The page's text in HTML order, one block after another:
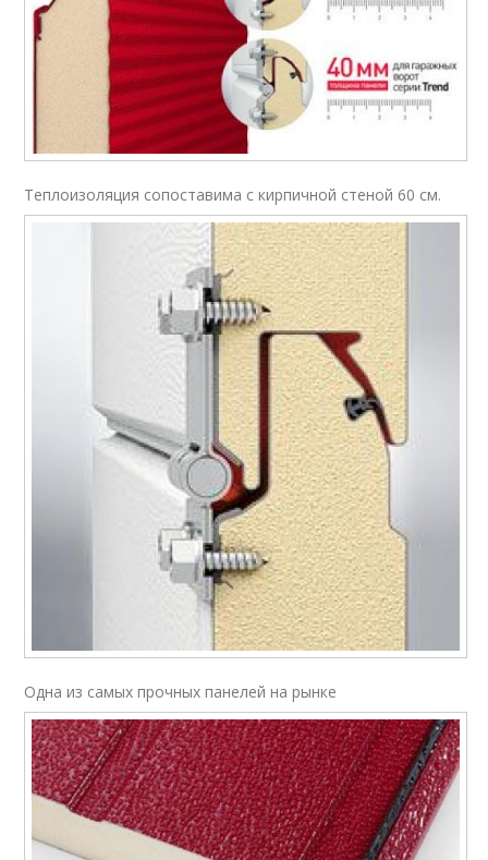
Теплоизоляция сопоставима с кирпичной стеной 60 см.
Одна из самых прочных панелей на рынке